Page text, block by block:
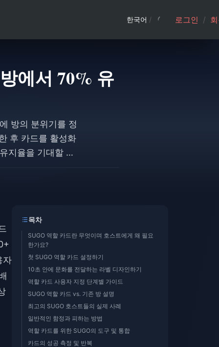
한국어 / 로그인 /
에서 70% 유
방의 분위기를 정
후 카드를 활성화
지율을 기대할 수
자
목차
SUGO 역할 카드란 무엇이며 호스트에게 왜 필요
한가요?
첫 SUGO 역할 카드 설정하기
10초 안에 문화를 전달하는 라벨 디자인하기
역할 카드 사용자 지정 단계별 가이드
SUGO 역할 카드 vs. 기존 방 설명
최고의 SUGO 호스트들의 실제 사례
일반적인 함정과 피하는 방법
역할 카드를 위한 SUGO의 도구 및 통합
카드의 성공 측정 및 반복